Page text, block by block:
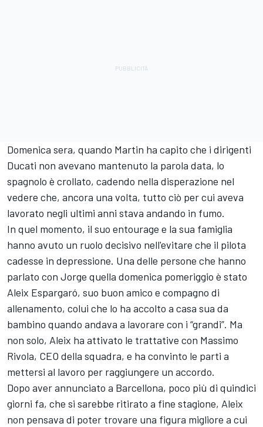
Domenica sera, quando Martin ha capito che i dirigenti
Ducati non avevano mantenuto la parola data, lo
spagnolo è crollato, cadendo nella disperazione nel
vedere che, ancora una volta, tutto ciò per cui aveva
lavorato negli ultimi anni stava andando in fumo.
In quel momento, il suo entourage e la sua famiglia
hanno avuto un ruolo decisivo nell'evitare che il pilota
cadesse in depressione. Una delle persone che hanno
parlato con Jorge quella domenica pomeriggio è stato
Aleix Espargaró, suo buon amico e compagno di
allenamento, colui che lo ha accolto a casa sua da
bambino quando andava a lavorare con i “grandi”. Ma
non solo, Aleix ha attivato le trattative con Massimo
Rivola, CEO della squadra, e ha convinto le parti a
mettersi al lavoro per raggiungere un accordo.
Dopo aver annunciato a Barcellona, poco più di quindici
giorni fa, che si sarebbe ritirato a fine stagione, Aleix
non pensava di poter trovare una figura migliore a cui